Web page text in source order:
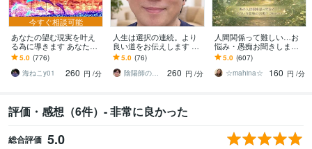
今すぐ相談可能
あなたの望む現実を叶え
る為に導きます あなたの
幸せになる為に導きます
5.0 (776)
海ねこy01
260 円 /分
人生は選択の連続。より
良い道をお伝えします A
とBどっちがいいの? 進む
べき？やめるべき？疑問
に答えを
5.0 (76)
陰陽師の子孫 サトル
260 円 /分
人間関係って難しい…お
悩み・愚痴お聞きします
あの人は何を思ってる？
どういう意味の言動？ご
相談ください☆
5.0 (607)
☆mahina☆
160 円 /分
評価・感想（6件）- 非常に良かった
総合評価 5.0